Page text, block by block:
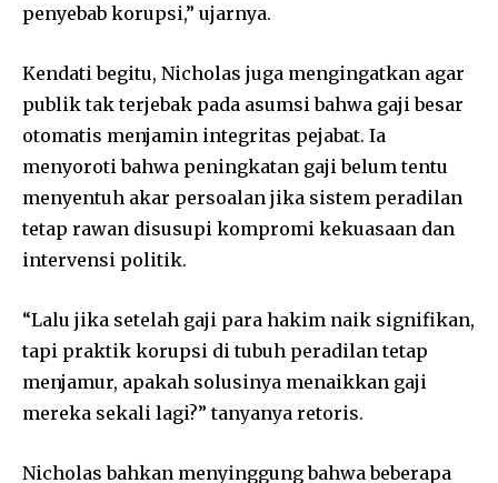
penyebab korupsi,” ujarnya.
Kendati begitu, Nicholas juga mengingatkan agar
publik tak terjebak pada asumsi bahwa gaji besar
otomatis menjamin integritas pejabat. Ia
menyoroti bahwa peningkatan gaji belum tentu
menyentuh akar persoalan jika sistem peradilan
tetap rawan disusupi kompromi kekuasaan dan
intervensi politik.
“Lalu jika setelah gaji para hakim naik signifikan,
tapi praktik korupsi di tubuh peradilan tetap
menjamur, apakah solusinya menaikkan gaji
mereka sekali lagi?” tanyanya retoris.
Nicholas bahkan menyinggung bahwa beberapa